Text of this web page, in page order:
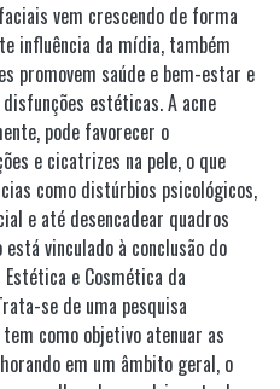
vem crescendo de forma
influência da mídia, também
promovem saúde e bem-estar e
estéticas. A acne
pode favorecer o
e cicatrizes na pele, o que
como distúrbios psicológicos,
e até desencadear quadros
vinculado à conclusão do
e Cosmética da
se de uma pesquisa
como objetivo atenuar as
em um âmbito geral, o